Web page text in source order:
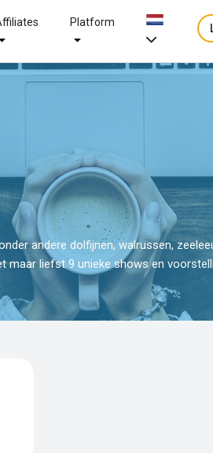
Platform
andere dolfijnen, walrussen,
maar liefst 9 unieke shows en